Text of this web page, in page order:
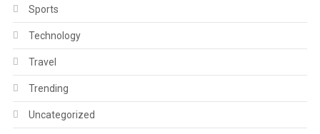
Sports
Technology
Travel
Trending
Uncategorized